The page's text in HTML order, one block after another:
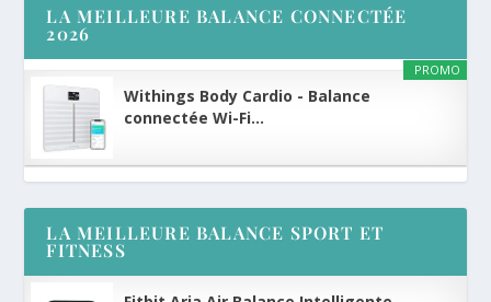
LA MEILLEURE BALANCE CONNECTÉE
2026
PROMO
Withings Body Cardio - Balance
connectée Wi-Fi...
LA MEILLEURE BALANCE SPORT ET
FITNESS